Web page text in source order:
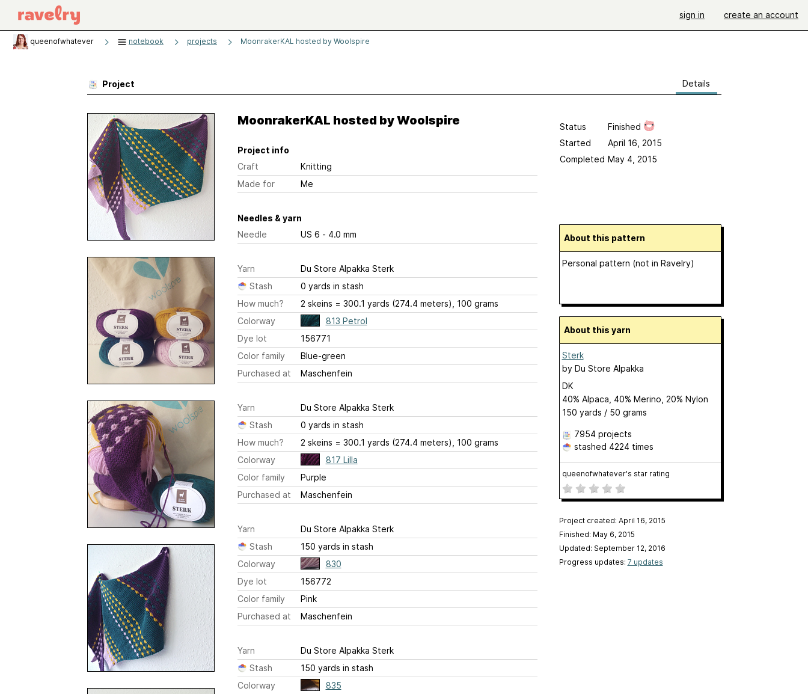
sign in create an account
queenofwhatever notebook projects MoonrakerKAL hosted by Woolspire
Project Details
MoonrakerKAL hosted by Woolspire
Project info
Craft
Knitting
Made for
Me
Needles & yarn
Needle
US 6 - 4.0 mm
Yarn
Du Store Alpakka Sterk
Stash
0 yards in stash
How much?
2 skeins = 300.1 yards (274.4 meters), 100 grams
Colorway
813 Petrol
Dye lot
156771
Color family
Blue-green
Purchased at
Maschenfein
Yarn
Du Store Alpakka Sterk
Stash
0 yards in stash
How much?
2 skeins = 300.1 yards (274.4 meters), 100 grams
Colorway
817 Lilla
Color family
Purple
Purchased at
Maschenfein
Yarn
Du Store Alpakka Sterk
Stash
150 yards in stash
Colorway
830
Dye lot
156772
Color family
Pink
Purchased at
Maschenfein
Yarn
Du Store Alpakka Sterk
Stash
150 yards in stash
Colorway
835
Status
Finished
Started
April 16, 2015
Completed May 4, 2015
About this pattern
Personal pattern (not in Ravelry)
About this yarn
Sterk
by Du Store Alpakka
DK
40% Alpaca, 40% Merino, 20% Nylon
150 yards / 50 grams
7954 projects
stashed 4224 times
queenofwhatever's star rating
Project created: April 16, 2015
Finished: May 6, 2015
Updated: September 12, 2016
Progress updates: 7 updates